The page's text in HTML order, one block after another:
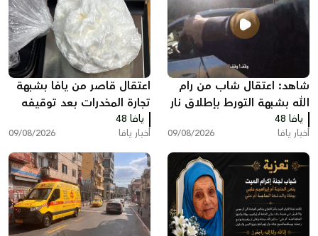
شاهد: اعتقال شاب من رام
الله بشبهة التورط بإطلاق نار
في يافا
يافا 48
أخبار يافا 09/08/2026
اعتقال قاصر من يافا بشبهة
تجارة المخدرات بعد توقيفه
بسبب مخالفة مرورية
يافا 48
أخبار يافا 09/08/2026